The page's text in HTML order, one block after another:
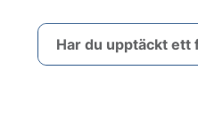
Har du upptäckt ett